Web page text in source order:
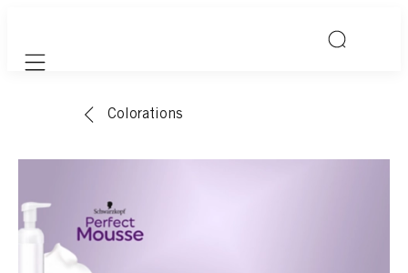
Mobile navigation
Colorations